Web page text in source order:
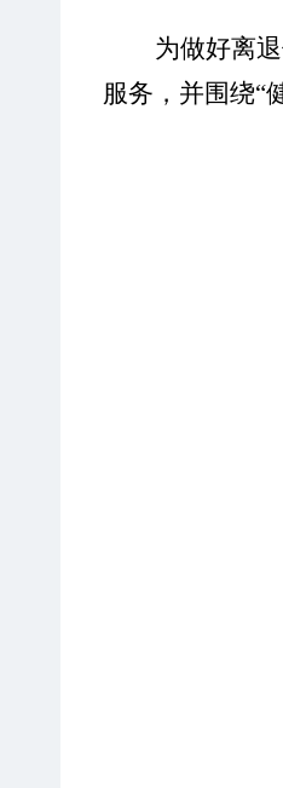
为做好离
服务，并围绕“